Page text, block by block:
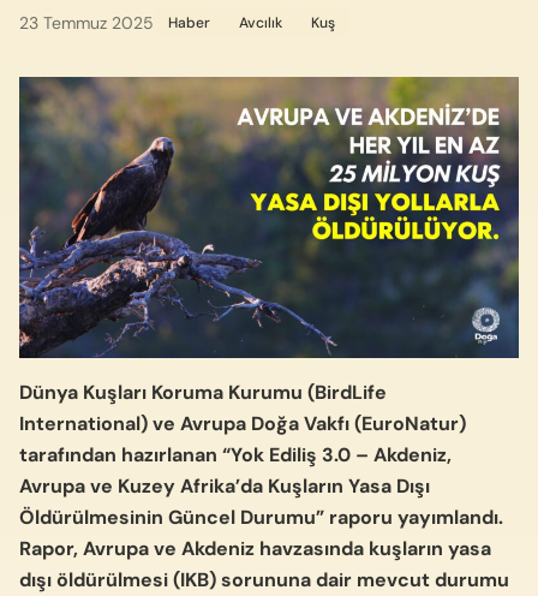
23 Temmuz 2025 Haber Avcılık Kuş
Dünya Kuşları Koruma Kurumu (BirdLife
International) ve Avrupa Doğa Vakfı (EuroNatur)
tarafından hazırlanan “Yok Ediliş 3.0 – Akdeniz,
Avrupa ve Kuzey Afrika’da Kuşların Yasa Dışı
Öldürülmesinin Güncel Durumu” raporu yayımlandı.
Rapor, Avrupa ve Akdeniz havzasında kuşların yasa
dışı öldürülmesi (IKB) sorununa dair mevcut durumu